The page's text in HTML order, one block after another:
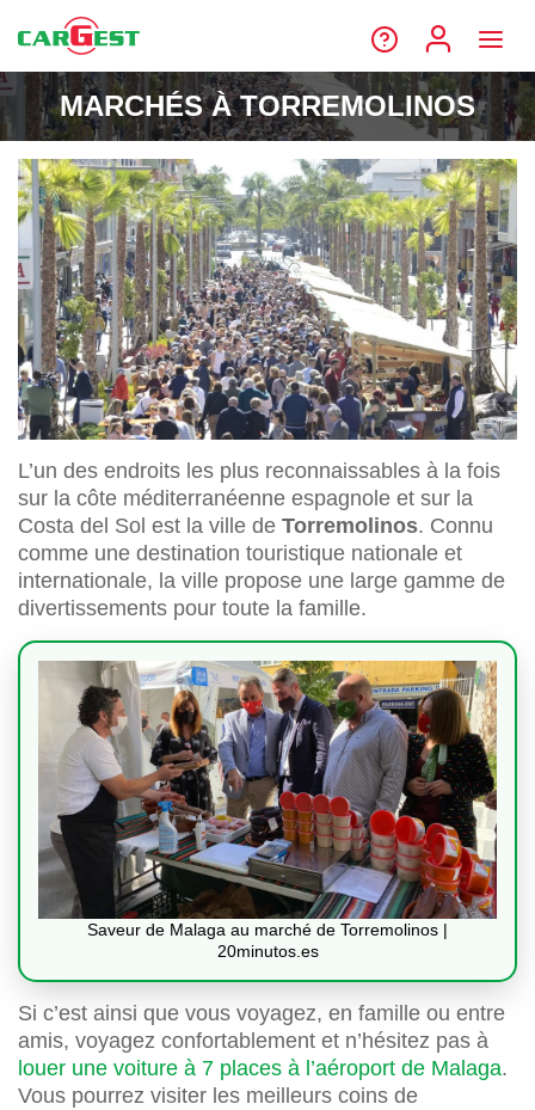
MARCHÉS À TORREMOLINOS
L’un des endroits les plus reconnaissables à la fois
sur la côte méditerranéenne espagnole et sur la
Costa del Sol est la ville de Torremolinos. Connu
comme une destination touristique nationale et
internationale, la ville propose une large gamme de
divertissements pour toute la famille.
Saveur de Malaga au marché de Torremolinos |
20minutos.es
Si c’est ainsi que vous voyagez, en famille ou entre
amis, voyagez confortablement et n’hésitez pas à
louer une voiture à 7 places à l’aéroport de Malaga.
Vous pourrez visiter les meilleurs coins de